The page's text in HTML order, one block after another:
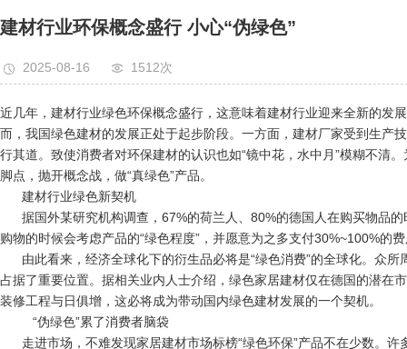
轻钢龙骨
竹木纤维线条、护墙板
建材行业环保概念盛行 小心“伪绿色”
2025-08-16 1512次
近几年，建材行业绿色环保概念盛行，这意味着建材行业迎来全新的发
而，我国绿色建材的发展正处于起步阶段。一方面，建材厂家受到生产
行其道。致使消费者对环保建材的认识也如“镜中花，水中月”模糊不清
脚点，抛开概念战，做“真绿色”产品。
建材行业绿色新契机
据国外某研究机构调查，67%的荷兰人、80%的德国人在购买物品的
购物的时候会考虑产品的“绿色程度”，并愿意为之多支付30%~100%
由此看来，经济全球化下的衍生品必将是“绿色消费”的全球化。众所
占据了重要位置。据相关业内人士介绍，绿色家居建材仅在德国的潜在
装修工程与日俱增，这必将成为带动国内绿色建材发展的一个契机。
“伪绿色”累了消费者脑袋
走进市场，不难发现家居建材市场标榜“绿色环保”产品不在少数。许